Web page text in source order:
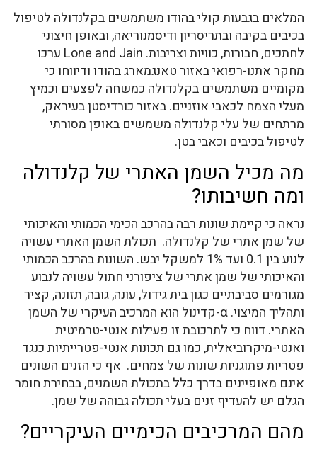
המלאים בגבעות קולי בהודו משתמשים בקלנדולה לטיפול
בכיבים בקיבה ובתריסריון ודיסמנוריאה, ובאופן חיצוני
לחתכים, חבורות, כוויות וצריבות. Lone and Jain ערכו
מחקר אתנו-רפואי באזור טאנגמארג בהודו ודיווחו כי
מקומיים משתמשים בקלנדולה כמשחה לפצעים וכמיץ
מעלי הצמח לכאבי אוזניים. באזור כורדיסטן בעיראק,
מרתחים של עלי קלנדולה משמשים באופן מסורתי
לטיפול בכיבים וכאבי בטן.
מה מכיל השמן האתרי של קלנדולה
ומה חשיבותו?
נראה כי קיימת שונות רבה בהרכב הכימי הכמותי והאיכותי
של שמן אתרי של קלנדולה. תכולת השמן האתרי עשויה
לנוע בין 0.1 ועד 1% למשקל יבש. השונות בהרכב הכמותי
והאיכותי של שמן אתרי של ציפורני חתול עשויה לנבוע
מגורמים סביבתיים כגון בית גידול, עונה, גובה, תזונה, קציר
ותהליך המיצוי. α-קדינול הוא המרכיב העיקרי של השמן
האתרי. דווח כי לתרכובת זו פעילות אנטי-טרמיטית
ואנטי-מיקרוביאלית, כמו גם תכונות אנטי-פטרייתיות כנגד
פטריות פתוגניות שונות של צמחים. אף כי הזנים השונים
אינם מאופיינים בדרך כלל בתכולת השמנים, בבחירת חומר
הגלם יש להעדיף זנים בעלי תכולה גבוהה של שמן.
מהם המרכיבים הכימיים העיקריים?